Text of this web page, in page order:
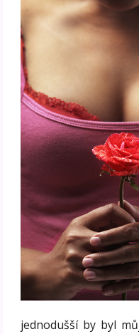
jednodušší by byl